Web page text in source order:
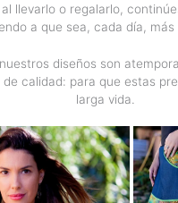
llevarlo o regalarlo,
a que sea, cada día, más
diseños son
de calidad: para que estas
larga vida.